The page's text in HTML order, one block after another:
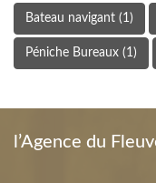
Bateau navigant (1)
Péniche Bureaux (1)
l’Agence du